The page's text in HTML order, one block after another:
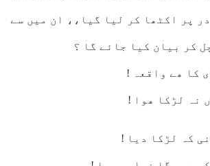
پر اکٹھا کر لیا گیا،، ان میں سے
کر بیان کیا جائے گا ؟
کا ھے واقعہ !
نہ لڑکا ھوا !
کہ لڑکا دیا !